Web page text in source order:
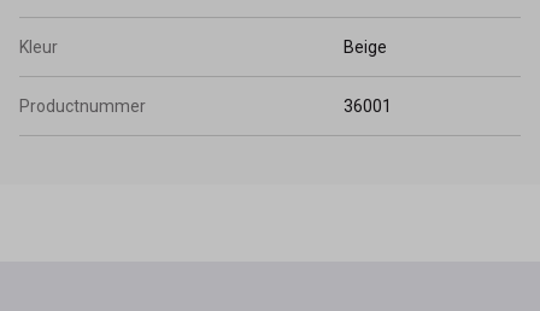
Kleur Beige
Productnummer 36001